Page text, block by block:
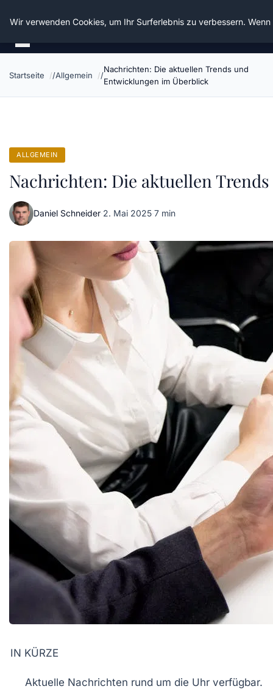
Die Schnitter
Startseite Allgemein
Nachrichten: Die aktuellen Trends und
Entwicklungen im Überblick
ALLGEMEIN
Nachrichten: Die aktuellen
Daniel Schneider·2. Mai 2025·7 min
IN KÜRZE
Aktuelle Nachrichten rund um die Uhr verfügbar.
Wir verwenden Cookies, um Ihr Surferlebnis zu verbessern.